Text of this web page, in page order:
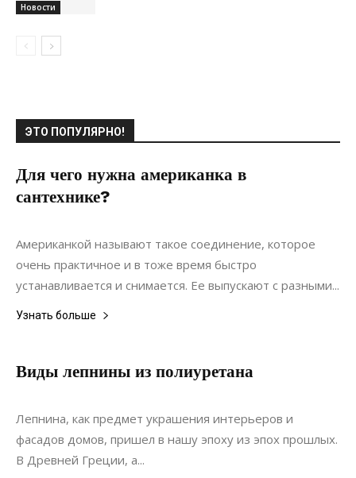
Новости
ЭТО ПОПУЛЯРНО!
Для чего нужна американка в
сантехнике?
03.12.2020
Американкой называют такое соединение, которое
очень практичное и в тоже время быстро
устанавливается и снимается. Ее выпускают с разными...
Узнать больше
Виды лепнины из полиуретана
09.11.2019
Лепнина, как предмет украшения интерьеров и
фасадов домов, пришел в нашу эпоху из эпох прошлых.
В Древней Греции, а...